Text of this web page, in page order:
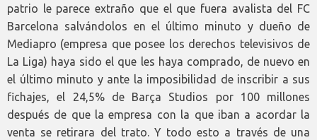
patrio le parece extraño que el que fuera avalista del FC
Barcelona salvándolos en el último minuto y dueño de
Mediapro (empresa que posee los derechos televisivos de
La Liga) haya sido el que les haya comprado, de nuevo en
el último minuto y ante la imposibilidad de inscribir a sus
fichajes, el 24,5% de Barça Studios por 100 millones
después de que la empresa con la que iban a acordar la
venta se retirara del trato. Y todo esto a través de una